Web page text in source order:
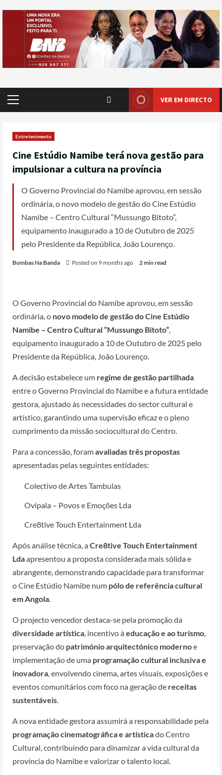
VER EM DIRECTO
Entretenimento
Cine Estúdio Namibe terá nova gestão para
impulsionar a cultura na província
O Governo Provincial do Namibe aprovou, em sessão
ordinária, o novo modelo de gestão do Cine Estúdio
Namibe – Centro Cultural “Mussungo Bitoto”,
equipamento inaugurado a 10 de Outubro de 2025
pelo Presidente da República, João Lourenço.
Bombas Na Banda Posted on 9 months ago 2 min read
O Governo Provincial do Namibe aprovou, em sessão
ordinária, o novo modelo de gestão do Cine Estúdio
Namibe – Centro Cultural “Mussungo Bitoto”
equipamento inaugurado a 10 de Outubro de 2025 pelo
Presidente da República, João Lourenço.
A decisão estabelece um regime de gestão partilhada
entre o Governo Provincial do Namibe e a futura entidade
gestora, ajustado às necessidades do sector cultural e
artístico, garantindo uma supervisão eficaz e o pleno
cumprimento da missão sociocultural do Centro.
Para a concessão, foramavaliadas três propostas
apresentadas pelas seguintes entidades:
Colectivo de Artes Tambulas
Ovipala – Povos e Emoções Lda
Cre8tive Touch Entertainment Lda
Após análise técnica, aCre8tive Touch Entertainment
Ldaapresentou a proposta considerada mais sólida e
abrangente, demonstrando capacidade para transformar
o Cine Estúdio Namibe num pólo de referência cultural
em Angola
O projecto vencedor destaca-se pela promoção da
diversidade artística , incentivo àeducação e ao turismo
preservação do património arquitectónico modernoe
implementação de uma programação cultural inclusiva e
inovadora , envolvendo cinema, artes visuais, exposições e
eventos comunitários com foco na geração de receitas
sustentáveis
A nova entidade gestora assumirá a responsabilidade pela
programação cinematográfica e artísticado Centro
Cultural, contribuindo para dinamizar a vida cultural da
província do Namibe e valorizar o talento local.